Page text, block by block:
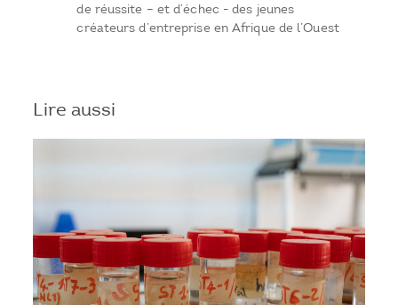
de réussite – et d’échec - des jeunes
créateurs d’entreprise en Afrique de l’Ouest
Lire aussi